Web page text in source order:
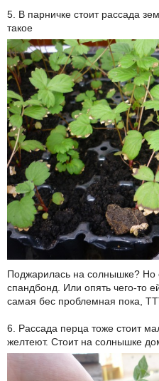
5. В парничке стоит рассада
такое
Поджарилась на солнышке? Но
спандбонд. Или опять чего-то
самая бес проблемная пока,
6. Рассада перца тоже стоит
желтеют. Стоит на солнышке